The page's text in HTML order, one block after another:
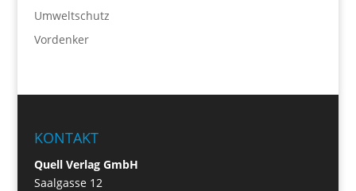
Umweltschutz
Vordenker
KONTAKT
Quell Verlag GmbH
Saalgasse 12